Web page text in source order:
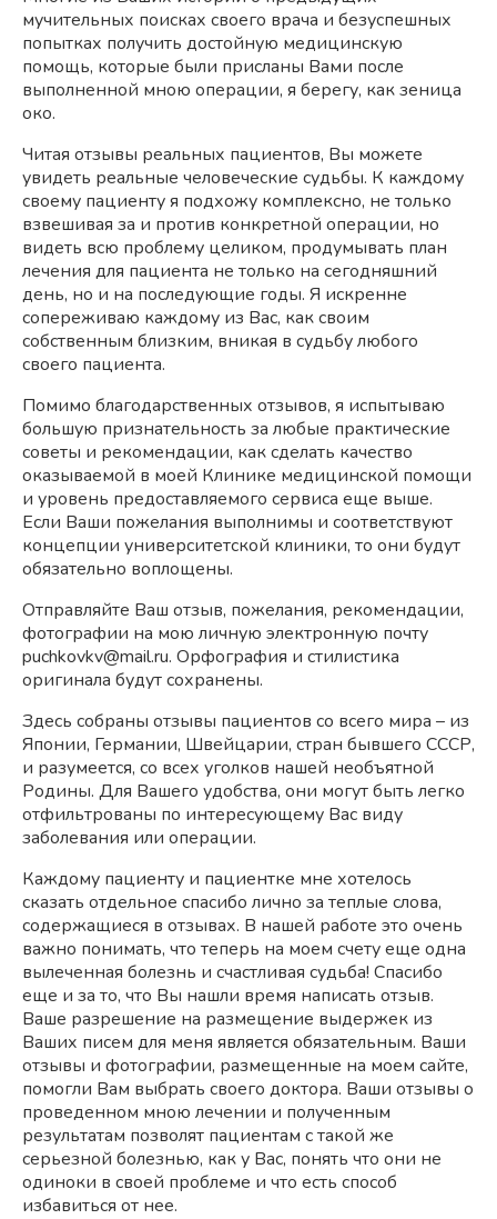
мучительных поисках своего врача и безуспешных
попытках получить достойную медицинскую
помощь, которые были присланы Вами после
выполненной мною операции, я берегу, как зеница
око.
Читая отзывы реальных пациентов, Вы можете
увидеть реальные человеческие судьбы. К каждому
своему пациенту я подхожу комплексно, не только
взвешивая за и против конкретной операции, но
видеть всю проблему целиком, продумывать план
лечения для пациента не только на сегодняшний
день, но и на последующие годы. Я искренне
сопереживаю каждому из Вас, как своим
собственным близким, вникая в судьбу любого
своего пациента.
Помимо благодарственных отзывов, я испытываю
большую признательность за любые практические
советы и рекомендации, как сделать качество
оказываемой в моей Клинике медицинской помощи
и уровень предоставляемого сервиса еще выше.
Если Ваши пожелания выполнимы и соответствуют
концепции университетской клиники, то они будут
обязательно воплощены.
Отправляйте Ваш отзыв, пожелания, рекомендации,
фотографии на мою личную электронную почту
puchkovkv@mail.ru. Орфография и стилистика
оригинала будут сохранены.
Здесь собраны отзывы пациентов со всего мира – из
Японии, Германии, Швейцарии, стран бывшего СССР,
и разумеется, со всех уголков нашей необъятной
Родины. Для Вашего удобства, они могут быть легко
отфильтрованы по интересующему Вас виду
заболевания или операции.
Каждому пациенту и пациентке мне хотелось
сказать отдельное спасибо лично за теплые слова,
содержащиеся в отзывах. В нашей работе это очень
важно понимать, что теперь на моем счету еще одна
вылеченная болезнь и счастливая судьба! Спасибо
еще и за то, что Вы нашли время написать отзыв.
Ваше разрешение на размещение выдержек из
Ваших писем для меня является обязательным. Ваши
отзывы и фотографии, размещенные на моем сайте,
помогли Вам выбрать своего доктора. Ваши отзывы о
проведенном мною лечении и полученным
результатам позволят пациентам с такой же
серьезной болезнью, как у Вас, понять что они не
одиноки в своей проблеме и что есть способ
избавиться от нее.